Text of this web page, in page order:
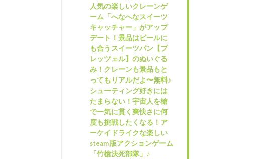
人気の楽しいクレーンゲ
ーム「へなへなスイーツ
キャッチャー」がアップ
デート！景品はビールに
も合うスイーツパン【プ
レッツェル】のぬいぐる
み！クレーンも景品もと
ってもリアルだよ〜無料♪
シューティング好きには
たまらない！宇宙人を槍
で一気に貫く爽快さに何
度も挑戦したくなる！ア
ーケイドライクな楽しい
steam版アクションゲーム
「竹槍決死部隊」♪